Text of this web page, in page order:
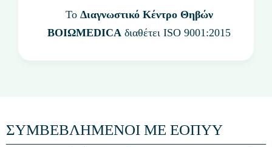
Το Διαγνωστικό Κέντρο Θηβών
ΒΟΙΩMEDICA διαθέτει ISO 9001:2015
ΣΥΜΒΕΒΛΗΜΕΝΟΙ ΜΕ ΕΟΠΥΥ